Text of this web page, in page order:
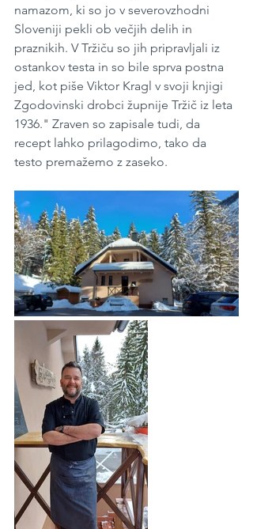
namazom, ki so jo v severovzhodni
Sloveniji pekli ob večjih delih in
praznikih. V Tržiču so jih pripravljali iz
ostankov testa in so bile sprva postna
jed, kot piše Viktor Kragl v svoji knjigi
Zgodovinski drobci župnije Tržič iz leta
1936." Zraven so zapisale tudi, da
recept lahko prilagodimo, tako da
testo premažemo z zaseko.